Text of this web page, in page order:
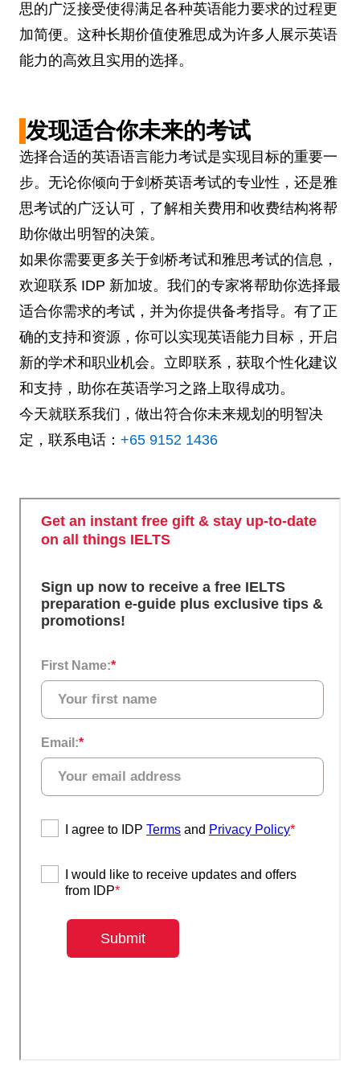
思的广泛接受使得满足各种英语能力要求的过程更
加简便。这种长期价值使雅思成为许多人展示英语
能力的高效且实用的选择。
发现适合你未来的考试
选择合适的英语语言能力考试是实现目标的重要一
步。无论你倾向于剑桥英语考试的专业性，还是雅
思考试的广泛认可，了解相关费用和收费结构将帮
助你做出明智的决策。
如果你需要更多关于剑桥考试和雅思考试的信息，
欢迎联系 IDP 新加坡。我们的专家将帮助你选择最
适合你需求的考试，并为你提供备考指导。有了正
确的支持和资源，你可以实现英语能力目标，开启
新的学术和职业机会。立即联系，获取个性化建议
和支持，助你在英语学习之路上取得成功。
今天就联系我们，做出符合你未来规划的明智决
定，联系电话： +65 9152 1436